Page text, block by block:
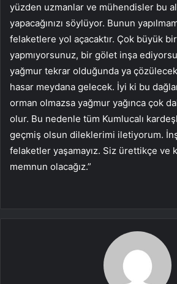
yüzden uzmanlar ve mühendisler bu
yapacağınızı söylüyor. Bunun
felaketlere yol açacaktır. Çok büyük
yapmıyorsunuz, bir gölet inşa
yağmur tekrar olduğunda ya
hasar meydana gelecek. İyi ki bu
orman olmazsa yağmur yağınca çok
olur. Bu nedenle tüm Kumlucalı
geçmiş olsun dileklerimi iletiyorum.
felaketler yaşamayız. Siz ürettikçe ve
memnun olacağız.”